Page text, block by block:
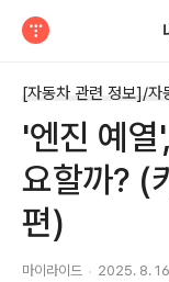
[자동차 관련 정보]/자
'엔진 예열
요할까? (
편)
마이라이드 2025. 8.